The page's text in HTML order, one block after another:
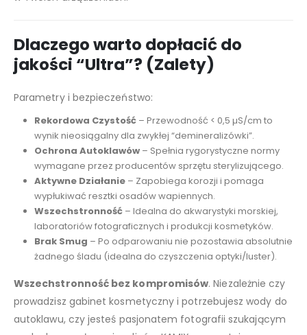
Dlaczego warto dopłacić do
jakości “Ultra”? (Zalety)
Parametry i bezpieczeństwo:
Rekordowa Czystość– Przewodność < 0,5 µS/cm to
wynik nieosiągalny dla zwykłej “demineralizówki”.
Ochrona Autoklawów– Spełnia rygorystyczne normy
wymagane przez producentów sprzętu sterylizującego.
Aktywne Działanie– Zapobiega korozji i pomaga
wypłukiwać resztki osadów wapiennych.
Wszechstronność– Idealna do akwarystyki morskiej,
laboratoriów fotograficznych i produkcji kosmetyków.
Brak Smug – Po odparowaniu nie pozostawia absolutnie
żadnego śladu (idealna do czyszczenia optyki/luster).
Wszechstronność bez kompromisów. Niezależnie czy
prowadzisz gabinet kosmetyczny i potrzebujesz wody do
autoklawu, czy jesteś pasjonatem fotografii szukającym